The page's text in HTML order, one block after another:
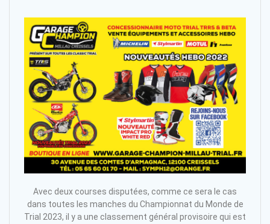
Avec deux courses disputées, comme ce sera le cas
dans toutes les manches du Championnat du Monde de
Trial 2023, il y a une classement général provisoire qui est